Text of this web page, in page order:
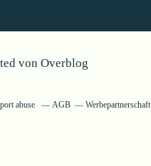
von Overblog
abuse AGB Werbepartnerschaft